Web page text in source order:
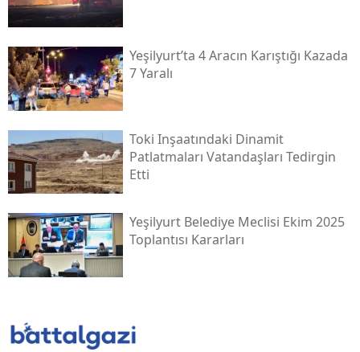
Yeşilyurt’ta 4 Aracın Karıştığı Kazada
7 Yaralı
Toki̇ Inşaatındaki Dinamit
Patlatmaları Vatandaşları Tedirgin
Etti
Yeşilyurt Belediye Meclisi Ekim 2025
Toplantısı Kararları